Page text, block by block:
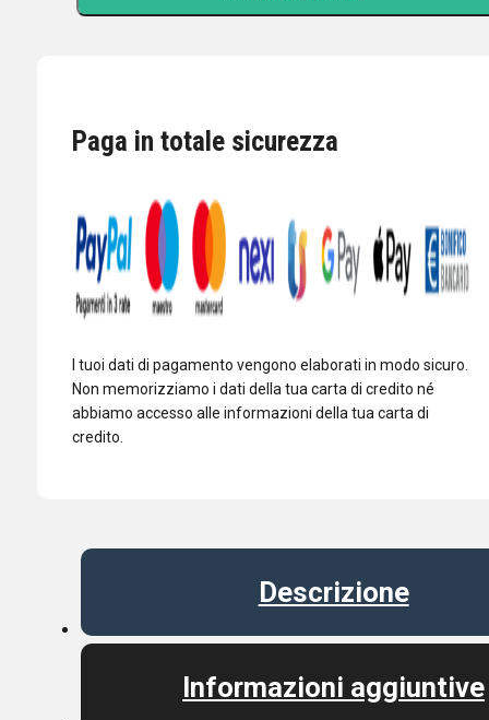
FEMMINA
Paga in totale sicurezza
I tuoi dati di pagamento vengono elaborati in modo sicuro.
Non memorizziamo i dati della tua carta di credito né
abbiamo accesso alle informazioni della tua carta di
credito.
Descrizione
Informazioni aggiuntive